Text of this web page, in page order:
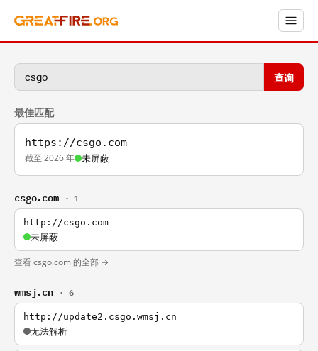
查询
最佳匹配
https://csgo.com
截至 2026 年 未屏蔽
csgo.com · 1
http://csgo.com
未屏蔽
查看 csgo.com 的全部 →
wmsj.cn · 6
http://update2.csgo.wmsj.cn
无法解析